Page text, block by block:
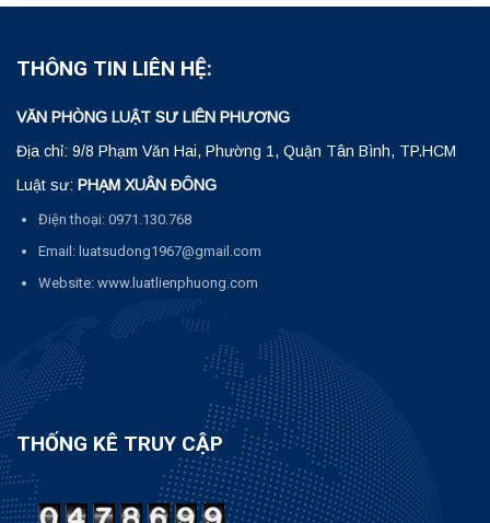
THÔNG TIN LIÊN HỆ:
VĂN PHÒNG LUẬT SƯ LIÊN PHƯƠNG
Địa chỉ: 9/8 Phạm Văn Hai, Phường 1, Quận Tân Bình, TP.HCM
Luật sư: PHẠM XUÂN ĐÔNG
Điện thoại: 0971.130.768
Email: luatsudong1967@gmail.com
Website: www.luatlienphuong.com
THỐNG KÊ TRUY CẬP